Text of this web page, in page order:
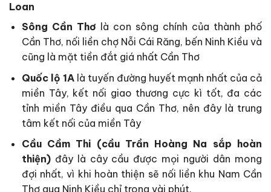
Loan
Sông Cần Thơ là con sông chính của thành phố
Cần Thơ, nối liền chợ Nỗi Cái Răng, bến Ninh Kiều và
cũng là mặt tiền đắt giá nhất Cần Thơ
Quốc lộ 1A là tuyến đường huyết mạnh nhất của cả
miền Tây, kết nối giao thương cực kì tốt, đa các
tỉnh miền Tây điều qua Cần Thơ, nên đây là trung
tâm kết nối của miền Tây
Cầu Cầm Thi (cầu Trần Hoàng Na sắp hoàn
thiện) đây là cây cầu được mọi người dân mong
đợi nhất, vì khi hoàn thiện sẽ nối liền khu Nam Cần
Thơ qua Ninh Kiều chỉ trong vài phút.